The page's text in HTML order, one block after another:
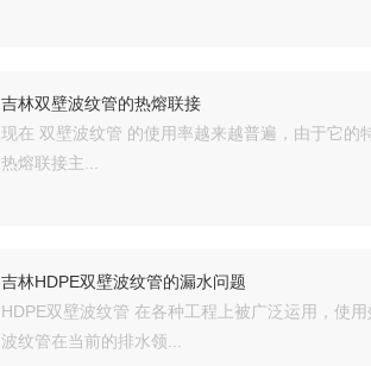
吉林双壁波纹管的热熔联接
现在 双壁波纹管 的使用率越来越普遍，由于它
热熔联接主...
吉林HDPE双壁波纹管的漏水问题
HDPE双壁波纹管 在各种工程上被广泛运用，使
波纹管在当前的排水领...